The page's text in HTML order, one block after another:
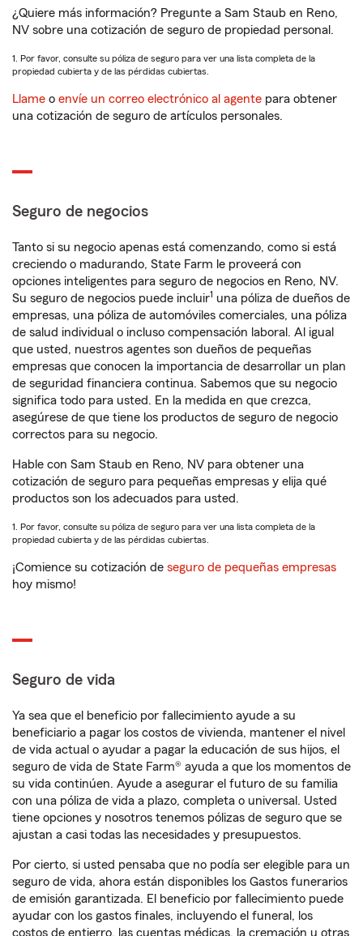
¿Quiere más información? Pregunte a Sam Staub en Reno,
NV sobre una cotización de seguro de propiedad personal.
1. Por favor, consulte su póliza de seguro para ver una lista completa de la
propiedad cubierta y de las pérdidas cubiertas.
Llame o envíe un correo electrónico al agente para obtener
una cotización de seguro de artículos personales.
Seguro de negocios
Tanto si su negocio apenas está comenzando, como si está
creciendo o madurando, State Farm le proveerá con
opciones inteligentes para seguro de negocios en Reno, NV.
Su seguro de negocios puede incluir1 una póliza de dueños de
empresas, una póliza de automóviles comerciales, una póliza
de salud individual o incluso compensación laboral. Al igual
que usted, nuestros agentes son dueños de pequeñas
empresas que conocen la importancia de desarrollar un plan
de seguridad financiera continua. Sabemos que su negocio
significa todo para usted. En la medida en que crezca,
asegúrese de que tiene los productos de seguro de negocio
correctos para su negocio.
Hable con Sam Staub en Reno, NV para obtener una
cotización de seguro para pequeñas empresas y elija qué
productos son los adecuados para usted.
1. Por favor, consulte su póliza de seguro para ver una lista completa de la
propiedad cubierta y de las pérdidas cubiertas.
¡Comience su cotización de seguro de pequeñas empresas
hoy mismo!
Seguro de vida
Ya sea que el beneficio por fallecimiento ayude a su
beneficiario a pagar los costos de vivienda, mantener el nivel
de vida actual o ayudar a pagar la educación de sus hijos, el
seguro de vida de State Farm® ayuda a que los momentos de
su vida continúen. Ayude a asegurar el futuro de su familia
con una póliza de vida a plazo, completa o universal. Usted
tiene opciones y nosotros tenemos pólizas de seguro que se
ajustan a casi todas las necesidades y presupuestos.
Por cierto, si usted pensaba que no podía ser elegible para un
seguro de vida, ahora están disponibles los Gastos funerarios
de emisión garantizada. El beneficio por fallecimiento puede
ayudar con los gastos finales, incluyendo el funeral, los
costos de entierro, las cuentas médicas, la cremación u otras